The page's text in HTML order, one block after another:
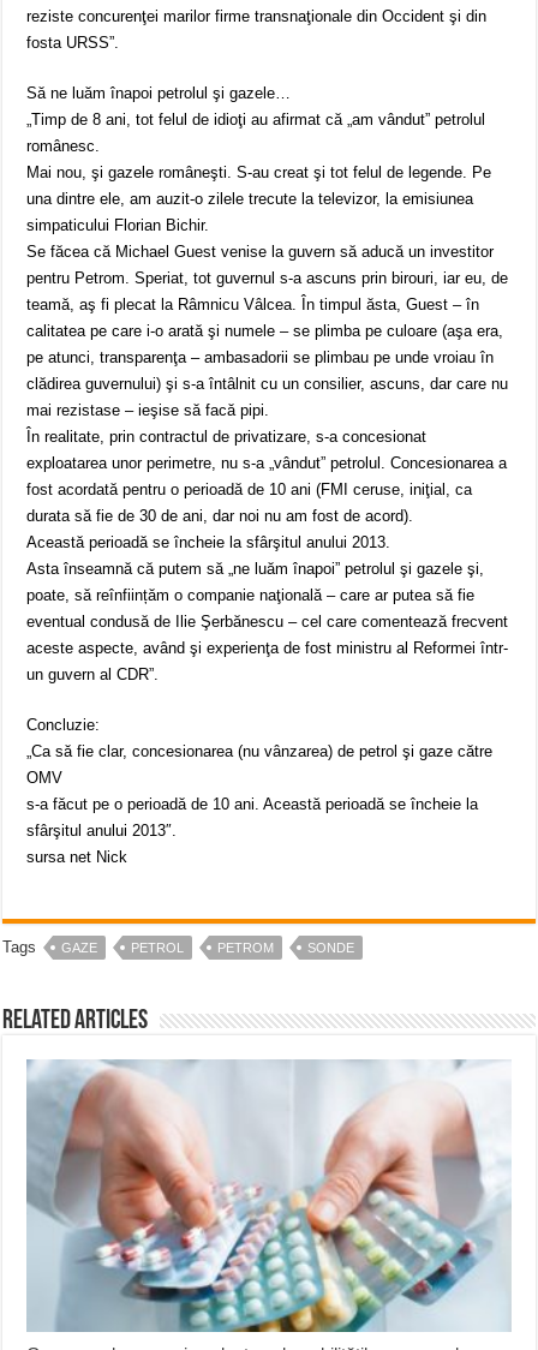
reziste concurenţei marilor firme transnaţionale din Occident şi din
fosta URSS”.
Să ne luăm înapoi petrolul şi gazele…
„Timp de 8 ani, tot felul de idioţi au afirmat că „am vândut” petrolul
românesc.
Mai nou, şi gazele româneşti. S-au creat şi tot felul de legende. Pe
una dintre ele, am auzit-o zilele trecute la televizor, la emisiunea
simpaticului Florian Bichir.
Se făcea că Michael Guest venise la guvern să aducă un investitor
pentru Petrom. Speriat, tot guvernul s-a ascuns prin birouri, iar eu, de
teamă, aş fi plecat la Râmnicu Vâlcea. În timpul ăsta, Guest – în
calitatea pe care i-o arată şi numele – se plimba pe culoare (aşa era,
pe atunci, transparenţa – ambasadorii se plimbau pe unde vroiau în
clădirea guvernului) şi s-a întâlnit cu un consilier, ascuns, dar care nu
mai rezistase – ieşise să facă pipi.
În realitate, prin contractul de privatizare, s-a concesionat
exploatarea unor perimetre, nu s-a „vândut” petrolul. Concesionarea a
fost acordată pentru o perioadă de 10 ani (FMI ceruse, iniţial, ca
durata să fie de 30 de ani, dar noi nu am fost de acord).
Această perioadă se încheie la sfârşitul anului 2013.
Asta înseamnă că putem să „ne luăm înapoi” petrolul şi gazele şi,
poate, să reînființăm o companie naţională – care ar putea să fie
eventual condusă de Ilie Şerbănescu – cel care comentează frecvent
aceste aspecte, având şi experienţa de fost ministru al Reformei într-
un guvern al CDR”.
Concluzie:
„Ca să fie clar, concesionarea (nu vânzarea) de petrol şi gaze către
OMV
s-a făcut pe o perioadă de 10 ani. Această perioadă se încheie la
sfârşitul anului 2013″.
sursa net Nick
Tags GAZE PETROL PETROM SONDE
Related Articles